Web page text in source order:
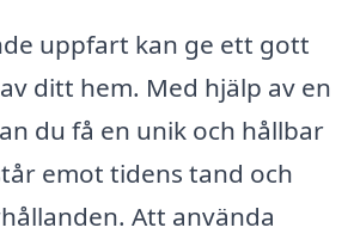
uppfart kan ge ett gott
ditt hem. Med hjälp av en
du få en unik och hållbar
emot tidens tand och
Att använda